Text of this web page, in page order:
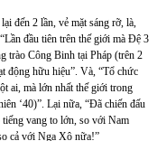
đến 2 lần, vẻ mặt sáng rỡ, là,
đầu tiên trên thế giới mà Đệ 3
trào Công Binh tại Pháp (trên 2
động hữu hiệu”. Và, “Tổ chức
ai, mà lớn nhất thế giới trong
‘40)”. Lại nữa, “Đã chiến đấu
vang to lớn, so với Nam
cả với Nga Xô nữa!”